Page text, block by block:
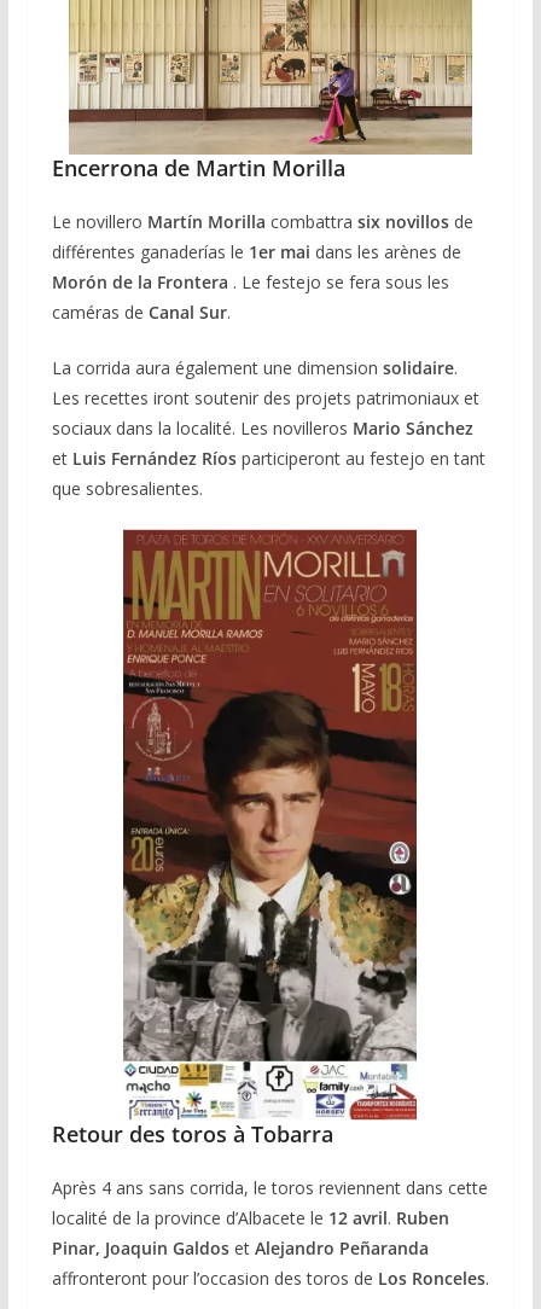
Encerrona de Martin Morilla
Le novillero Martín Morilla combattra six novillos de
différentes ganaderías le 1er mai dans les arènes de
Morón de la Frontera . Le festejo se fera sous les
caméras de Canal Sur.
La corrida aura également une dimension solidaire.
Les recettes iront soutenir des projets patrimoniaux et
sociaux dans la localité. Les novilleros Mario Sánchez
et Luis Fernández Ríosparticiperont au festejo en tant
que sobresalientes.
Retour des toros à Tobarra
Après 4 ans sans corrida, le toros reviennent dans cette
localité de la province d’Albacete le 12 avril. Ruben
Pinar, Joaquin Galdoset Alejandro Peñaranda
affronteront pour l’occasion des toros de Los Ronceles.